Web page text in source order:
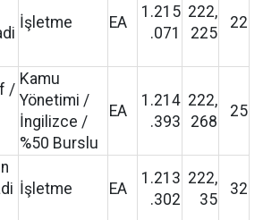
İşletme EA
1.215
.071
222,
225
22
/
Kamu
Yönetimi /
İngilizce /
%50 Burslu
EA
1.214
.393
222,
268
25
İşletme EA
1.213
.302
222,
35
32